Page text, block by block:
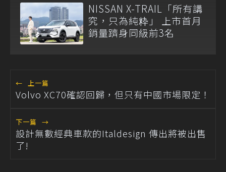
NISSAN X-TRAIL「所有講
究，只為純粋」 上市首月
銷量躋身同級前3名
← 上一篇
Volvo XC70確認回歸，但只有中國市場限定！
下一篇 →
設計無數經典車款的Italdesign 傳出將被出售
了!